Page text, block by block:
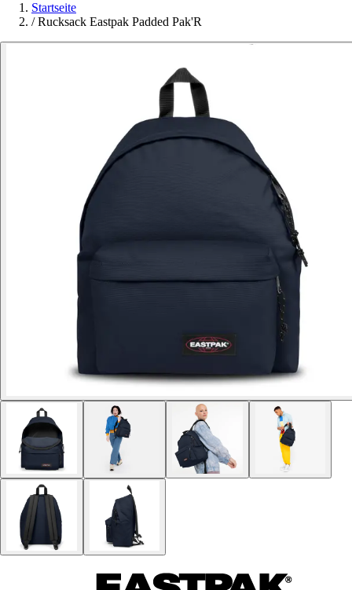
Startseite
/ Rucksack Eastpak Padded Pak'R